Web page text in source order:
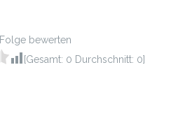
Folge bewerten
[Gesamt: 0 Durchschnitt: 0]